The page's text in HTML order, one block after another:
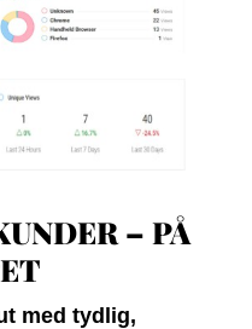
– PÅ
med tydlig,